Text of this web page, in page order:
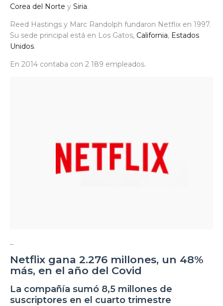
Corea del Norte y Siria.
Reed Hastings y Marc Randolph fundaron Netflix en 1997.
Su sede principal está en Los Gatos, California, Estados
Unidos.
En 2014 contaba con 2 189 empleados.
Netflix gana 2.276 millones, un 48%
más, en el año del Covid
La compañía sumó 8,5 millones de
suscriptores en el cuarto trimestre